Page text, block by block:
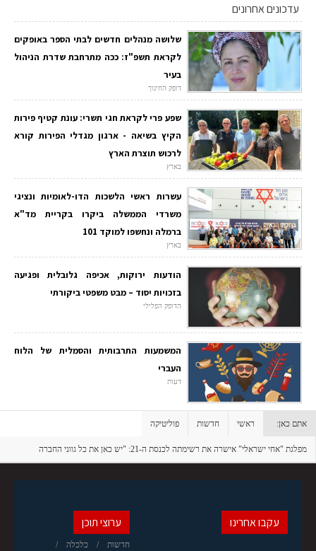
עדכונים אחרונים
שלושה מנהלים חדשים לבתי הספר באופקים
לקראת תשפ"ז: ככה מתרחבת שדרת הניהול
בעיר
דופק החינוך
שפע פרי לקראת חגי תשרי: עונת קטיף פירות
הקיץ בשיאה - ארגון מגדלי הפירות קורא
לרכוש תוצרת הארץ
בארץ
עשרות ראשי הלשכות הדו-לאומיות ונציגי
משרדי הממשלה ביקרו בקריית מד"א
ברמלה ונחשפו למוקד 101
בארץ
הודעות ירוקות, אכיפה גלובלית ופגיעה
בזכויות יסוד – מבט משפטי ביקורתי
הדופק הפלילי
המשמעות התרבותית והסמלית של הלוח
העברי
דעות
אתם כאן: ראשי חדשות פוליטיקה
מפלגת "אחי ישראלי" אישרה את רשימתה לכנסת ה-21: "יש כאן את כל גווני החברה
ערוצי תוכן
חדשות כלכלה
עקבו אחרינו